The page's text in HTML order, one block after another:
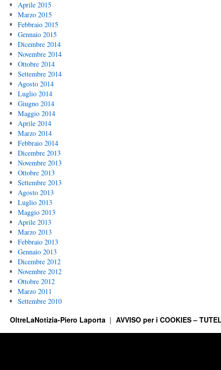
Aprile 2015
Marzo 2015
Febbraio 2015
Gennaio 2015
Dicembre 2014
Novembre 2014
Ottobre 2014
Settembre 2014
Agosto 2014
Luglio 2014
Giugno 2014
Maggio 2014
Aprile 2014
Marzo 2014
Febbraio 2014
Dicembre 2013
Novembre 2013
Ottobre 2013
Settembre 2013
Agosto 2013
Luglio 2013
Maggio 2013
Aprile 2013
Marzo 2013
Febbraio 2013
Gennaio 2013
Dicembre 2012
Novembre 2012
Ottobre 2012
Marzo 2011
Settembre 2010
OltreLaNotizia-Piero Laporta AVVISO per i COOKIES –